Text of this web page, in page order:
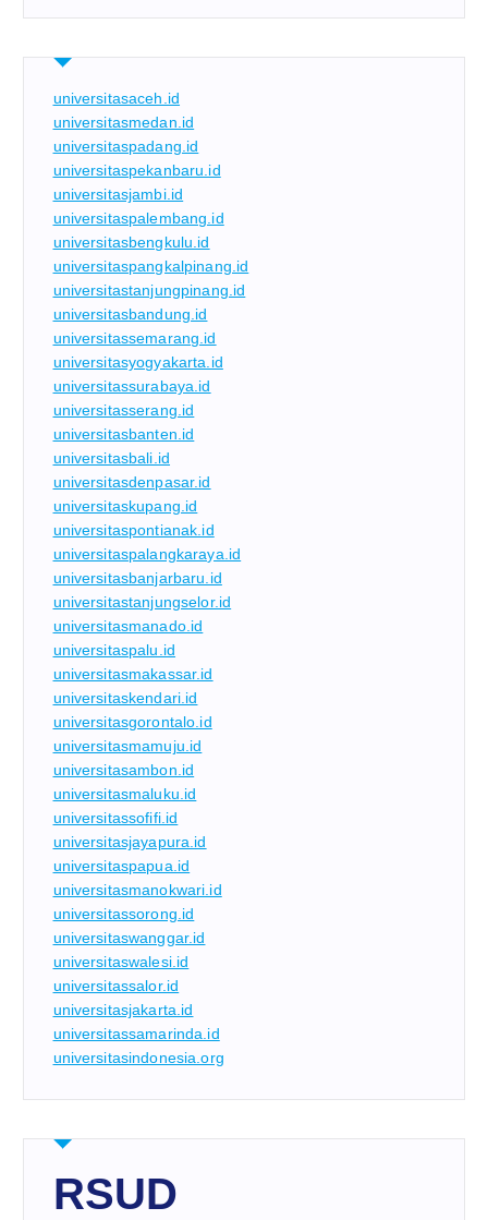
universitasaceh.id
universitasmedan.id
universitaspadang.id
universitaspekanbaru.id
universitasjambi.id
universitaspalembang.id
universitasbengkulu.id
universitaspangkalpinang.id
universitastanjungpinang.id
universitasbandung.id
universitassemarang.id
universitasyogyakarta.id
universitassurabaya.id
universitasserang.id
universitasbanten.id
universitasbali.id
universitasdenpasar.id
universitaskupang.id
universitaspontianak.id
universitaspalangkaraya.id
universitasbanjarbaru.id
universitastanjungselor.id
universitasmanado.id
universitaspalu.id
universitasmakassar.id
universitaskendari.id
universitasgorontalo.id
universitasmamuju.id
universitasambon.id
universitasmaluku.id
universitassofifi.id
universitasjayapura.id
universitaspapua.id
universitasmanokwari.id
universitassorong.id
universitaswanggar.id
universitaswalesi.id
universitassalor.id
universitasjakarta.id
universitassamarinda.id
universitasindonesia.org
RSUD